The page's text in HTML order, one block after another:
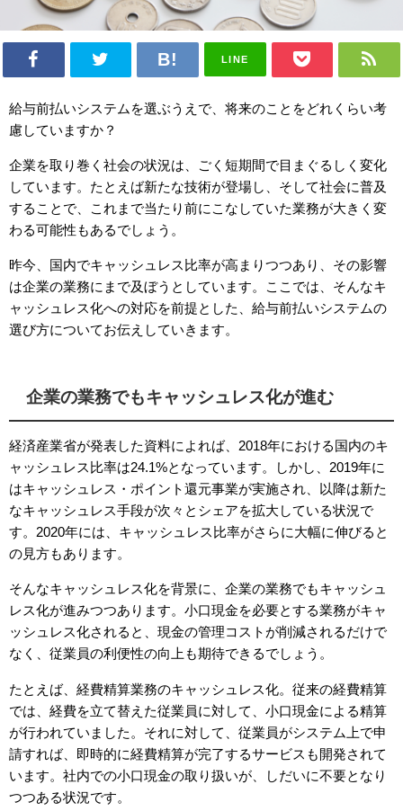
LINE
給与前払いシステムを選ぶうえで、将来のことをどれくらい考
慮していますか？
企業を取り巻く社会の状況は、ごく短期間で目まぐるしく変化
しています。たとえば新たな技術が登場し、そして社会に普及
することで、これまで当たり前にこなしていた業務が大きく変
わる可能性もあるでしょう。
昨今、国内でキャッシュレス比率が高まりつつあり、その影響
は企業の業務にまで及ぼうとしています。ここでは、そんなキ
ャッシュレス化への対応を前提とした、給与前払いシステムの
選び方についてお伝えしていきます。
企業の業務でもキャッシュレス化が進む
経済産業省が発表した資料によれば、 2018年における国内のキ
ャッシュレス比率は24.1%となっています。しかし、 2019年に
はキャッシュレス・ポイント還元事業が実施され、以降は新た
なキャッシュレス手段が次々とシェアを拡大している状況で
す。 2020年には、キャッシュレス比率がさらに大幅に伸びると
の見方もあります。
そんなキャッシュレス化を背景に、企業の業務でもキャッシュ
レス化が進みつつあります。小口現金を必要とする業務がキャ
ッシュレス化されると、現金の管理コストが削減されるだけで
なく、従業員の利便性の向上も期待できるでしょう。
たとえば、経費精算業務のキャッシュレス化。従来の経費精算
では、経費を立て替えた従業員に対して、小口現金による精算
が行われていました。それに対して、従業員がシステム上で申
請すれば、即時的に経費精算が完了するサービスも開発されて
います。社内での小口現金の取り扱いが、しだいに不要となり
つつある状況です。